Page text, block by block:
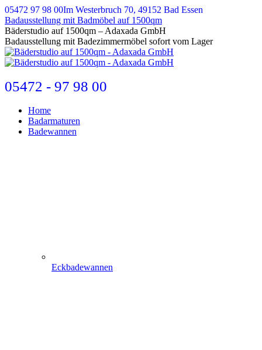
Zum
Inhalt
springen
05472 97 98 00Im Westerbruch 70, 49152 Bad Essen
Badausstellung mit Badmöbel auf 1500qm
E-
Mail
page
opens
new
window
Bäderstudio auf 1500qm – Adaxada GmbH
Badausstellung mit Badezimmermöbel sofort vom Lager
05472 - 97 98 00
Home
Badarmaturen
Badewannen
Eckbadewannen